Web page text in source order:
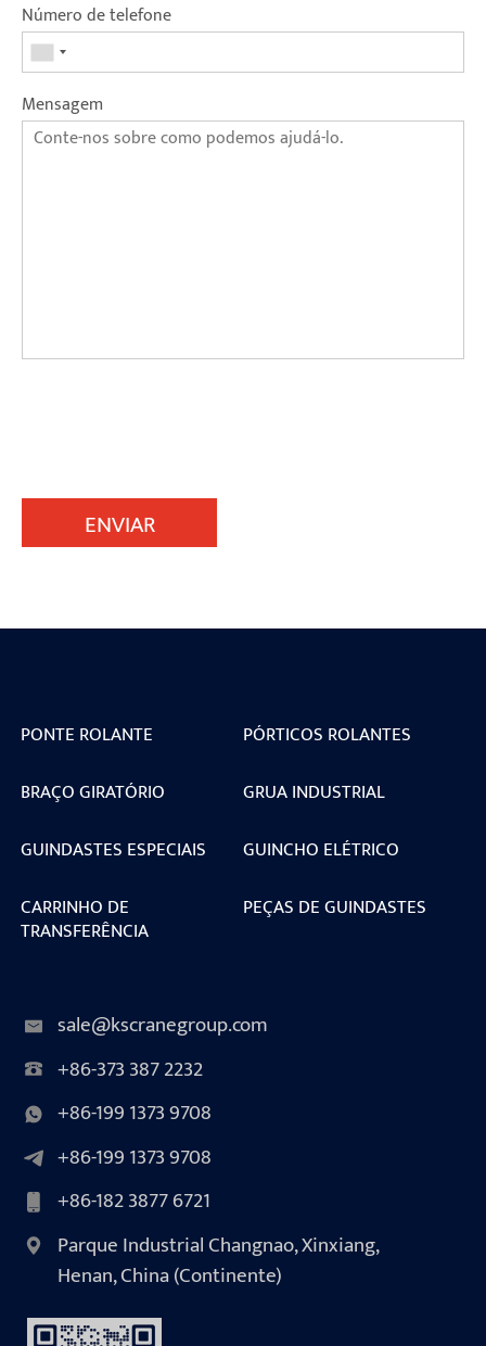
Número de telefone
Mensagem
ENVIAR
PONTE ROLANTE
PÓRTICOS ROLANTES
BRAÇO GIRATÓRIO
GRUA INDUSTRIAL
GUINDASTES ESPECIAIS
GUINCHO ELÉTRICO
CARRINHO DE
TRANSFERÊNCIA
PEÇAS DE GUINDASTES
sale@kscranegroup.com
+86-373 387 2232
+86-199 1373 9708
+86-199 1373 9708
+86-182 3877 6721
Parque Industrial Changnao, Xinxiang,
Henan, China (Continente)